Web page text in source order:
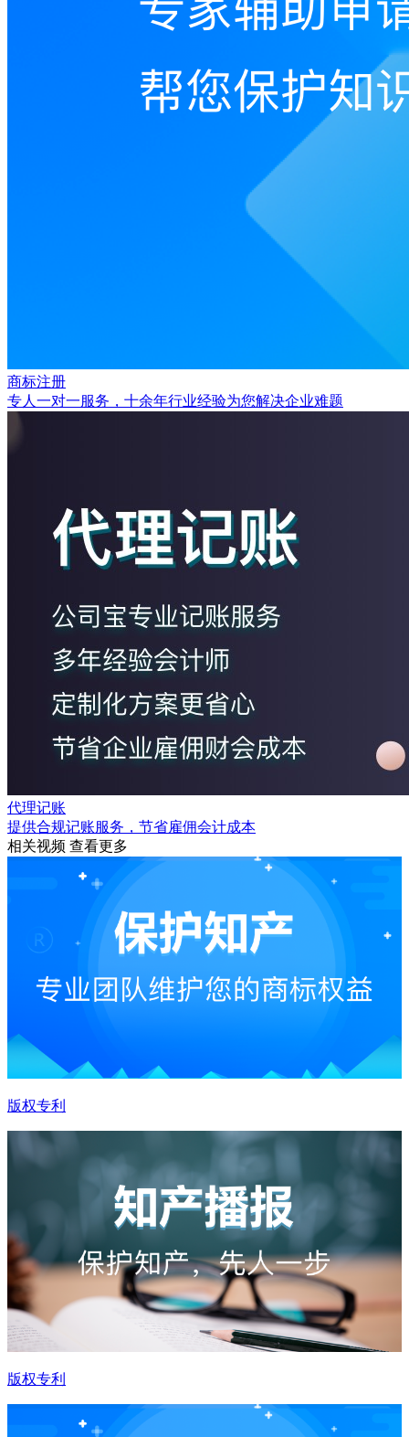
商标注册
专人一对一服务，十余年行业经验为您解决企业难题
代理记账
提供合规记账服务，节省雇佣会计成本
相关视频 查看更多
版权专利
版权专利